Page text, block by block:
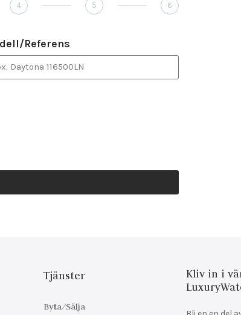
4 5 6
Referens
Tjänster
Byta/Sälja
Kliv in i